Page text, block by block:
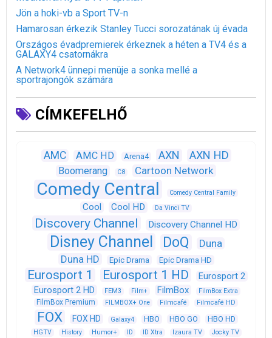
Jön a hoki-vb a Sport TV-n
Hamarosan érkezik Stanley Tucci sorozatának új évada
Országos évadpremierek érkeznek a héten a TV4 és a
GALAXY4 csatornákra
A Network4 ünnepi menüje a sonka mellé a
sportrajongók számára
CÍMKEFELHŐ
AMC AMC HD Arena4 AXN AXN HD
Boomerang C8 Cartoon Network
Comedy Central Comedy Central Family
Cool Cool HD Da Vinci TV
Discovery Channel Discovery Channel HD
Disney Channel DoQ
Duna
Duna HD
Epic Drama Epic Drama HD
Eurosport 1 Eurosport 1 HD
Eurosport 2
Eurosport 2 HD
FEM3 Film+ FilmBox FilmBox Extra
FilmBox Premium FILMBOX+ One Filmcafé Filmcafé HD
FOX FOX HD Galaxy4 HBO HBO GO HBO HD
HGTV History Humor+ ID ID Xtra Izaura TV
Jocky TV